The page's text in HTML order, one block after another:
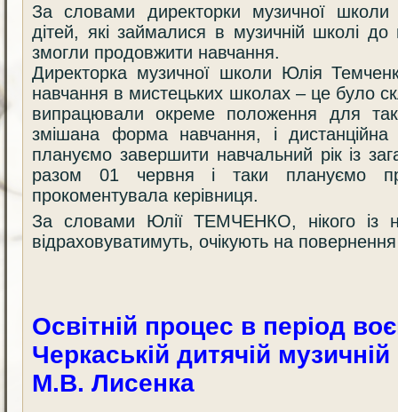
За словами директорки музичної
дітей, які займалися в музичній школі до
змогли продовжити навчання.
Директорка музичної школи Юлія
навчання в мистецьких школах – це було
випрацювали окреме положення для
змішана форма навчання, і
плануємо завершити навчальний рік із
разом 01 червня і таки плануємо
прокоментувала керівниця.
За словами Юлії ТЕМЧЕНКО, нікого із
відраховуватимуть, очікують на
Освітній процес в період
Черкаській дитячій
М.В. Лисенка